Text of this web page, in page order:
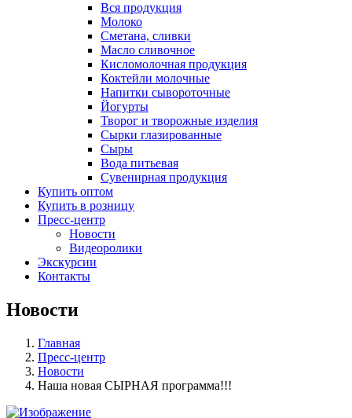
Вся продукция
Молоко
Сметана, сливки
Масло сливочное
Кисломолочная продукция
Коктейли молочные
Напитки сывороточные
Йогурты
Творог и творожные изделия
Сырки глазированные
Сыры
Вода питьевая
Сувенирная продукция
Купить оптом
Купить в розницу
Пресс-центр
Новости
Видеоролики
Экскурсии
Контакты
Новости
Главная
Пресс-центр
Новости
Наша новая СЫРНАЯ программа!!!